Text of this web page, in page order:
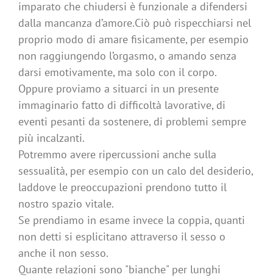
imparato che chiudersi è funzionale a difendersi
dalla mancanza d’amore.Ciò può rispecchiarsi nel
proprio modo di amare fisicamente, per esempio
non raggiungendo l’orgasmo, o amando senza
darsi emotivamente, ma solo con il corpo.
Oppure proviamo a situarci in un presente
immaginario fatto di difficoltà lavorative, di
eventi pesanti da sostenere, di problemi sempre
più incalzanti.
Potremmo avere ripercussioni anche sulla
sessualità, per esempio con un calo del desiderio,
laddove le preoccupazioni prendono tutto il
nostro spazio vitale.
Se prendiamo in esame invece la coppia, quanti
non detti si esplicitano attraverso il sesso o
anche il non sesso.
Quante relazioni sono "bianche" per lunghi